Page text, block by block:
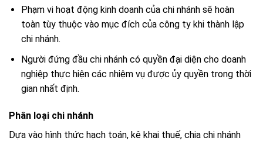
Phạm vi hoạt động kinh doanh của chi nhánh sẽ hoàn
toàn tùy thuộc vào mục đích của công ty khi thành lập
chi nhánh.
Người đứng đầu chi nhánh có quyền đại diện cho doanh
nghiệp thực hiện các nhiệm vụ được ủy quyền trong thời
gian nhất định.
Phân loại chi nhánh
Dựa vào hình thức hạch toán, kê khai thuế, chia chi nhánh